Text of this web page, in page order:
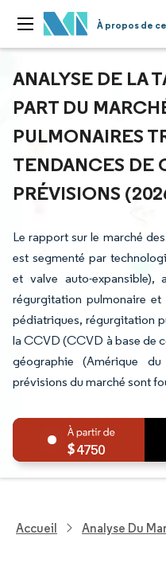
À propos de
ANALYSE DE LA
PART DU
PULMONAIRES
TENDANCES DE
PRÉVISIONS
Le rapport sur le marché
est segmenté par
et valve auto-expansible),
régurgitation pulmonaire
pédiatriques, régurgitation
la CCVD (CCVD à base de
géographie (Amérique
prévisions du marché sont
4750
Accueil Analyse Du